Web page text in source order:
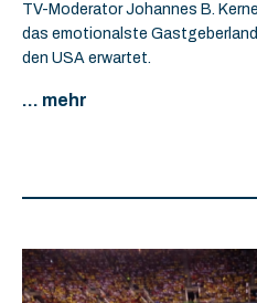
TV-Moderator Johannes B.
das emotionalste
den USA erwartet.
... mehr